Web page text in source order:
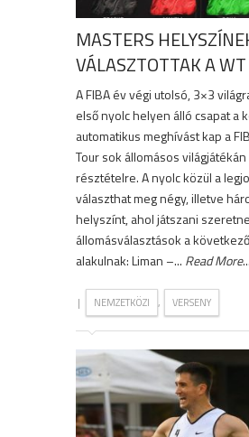
MASTERS
VÁLASZTOTTAK A
A FIBA év végi utolsó, 3×3
első nyolc helyen álló csapat a
automatikus meghívást kap a
Tour sok állomásos világjátékán
résztételre. A nyolc közül a
választhat meg négy, illetve
helyszínt, ahol játszani
állomásválasztások a
alakulnak: Liman –... Read More...
| NEMZETKÖZI , VERSENY